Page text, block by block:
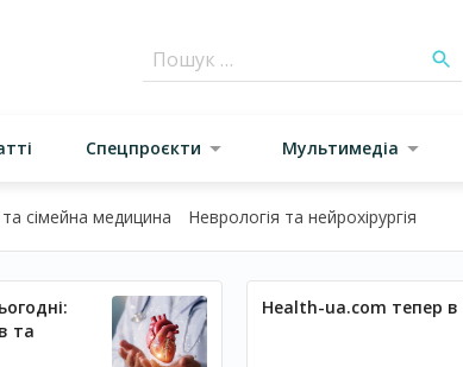
Спецпроєкти Мультимедіа
та сімейна медицина Неврологія та нейрохірургія
та
Health-ua.com тепер